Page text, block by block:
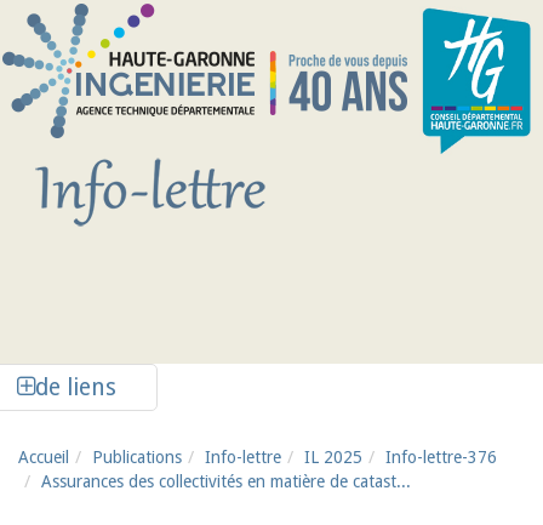
Aller au contenu principal
de liens
Accueil Publications Info-lettre IL 2025
Info-lettre-376
Assurances des collectivités en matière de catast...